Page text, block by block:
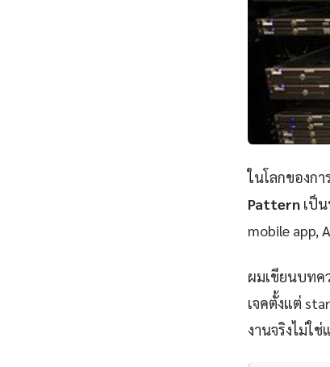
ในโลกของก
Pattern เป็
mobile app,
ผมเขียนบทค
เจคตั้งแต่
งานจริงไม่ใ